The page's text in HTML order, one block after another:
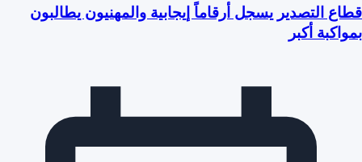
قطاع التصدير يسجل أرقاماً إيجابية والمهنيون يطالبون
بمواكبة أكبر